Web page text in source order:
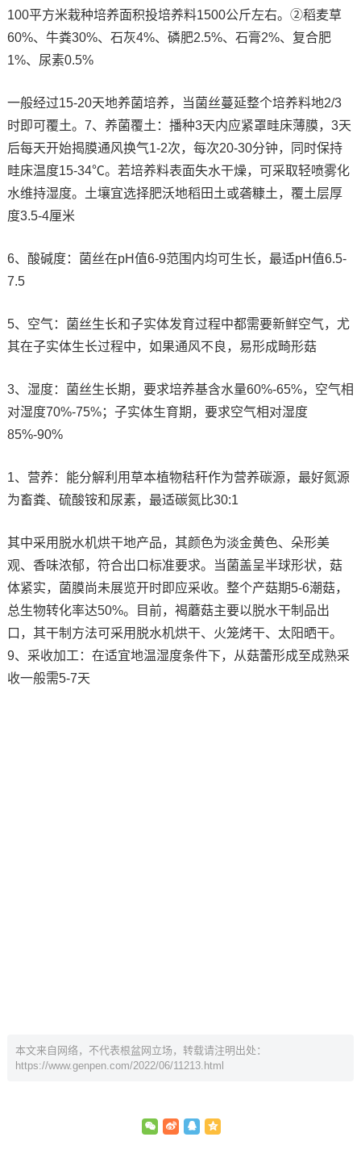
100平方米栽种培养面积投培养料1500公斤左右。②稻麦草
60%、牛粪30%、石灰4%、磷肥2.5%、石膏2%、复合肥
1%、尿素0.5%
一般经过15-20天地养菌培养，当菌丝蔓延整个培养料地2/3
时即可覆土。7、养菌覆土：播种3天内应紧罩畦床薄膜，3天
后每天开始揭膜通风换气1-2次，每次20-30分钟，同时保持
畦床温度15-34℃。若培养料表面失水干燥，可采取轻喷雾化
水维持湿度。土壤宜选择肥沃地稻田土或砻糠土，覆土层厚
度3.5-4厘米
6、酸碱度：菌丝在pH值6-9范围内均可生长，最适pH值6.5-
7.5
5、空气：菌丝生长和子实体发育过程中都需要新鲜空气，尤
其在子实体生长过程中，如果通风不良，易形成畸形菇
3、湿度：菌丝生长期，要求培养基含水量60%-65%，空气相
对湿度70%-75%；子实体生育期，要求空气相对湿度
85%-90%
1、营养：能分解利用草本植物秸秆作为营养碳源，最好氮源
为畜粪、硫酸铵和尿素，最适碳氮比30:1
其中采用脱水机烘干地产品，其颜色为淡金黄色、朵形美
观、香味浓郁，符合出口标准要求。当菌盖呈半球形状，菇
体紧实，菌膜尚未展览开时即应采收。整个产菇期5-6潮菇，
总生物转化率达50%。目前，褐蘑菇主要以脱水干制品出
口，其干制方法可采用脱水机烘干、火笼烤干、太阳晒干。
9、采收加工：在适宜地温湿度条件下，从菇蕾形成至成熟采
收一般需5-7天
本文来自网络，不代表根盆网立场，转载请注明出处：
https://www.genpen.com/2022/06/11213.html